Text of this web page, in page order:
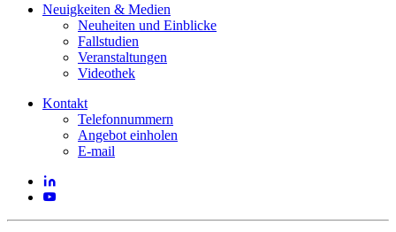
Neuigkeiten & Medien
Neuheiten und Einblicke
Fallstudien
Veranstaltungen
Videothek
Kontakt
Telefonnummern
Angebot einholen
E-mail